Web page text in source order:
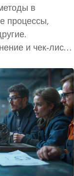
в
процессы,
и чек‑лист